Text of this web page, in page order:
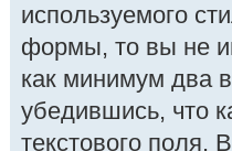
используемого
формы, то вы не
как минимум два
убедившись, что
текстового поля.